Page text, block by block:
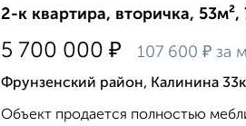
2-к квартира, вторичка,
5 700 000 ₽ 107 600 ₽ за
Фрунзенский район, Калинина
Объект продается полностью